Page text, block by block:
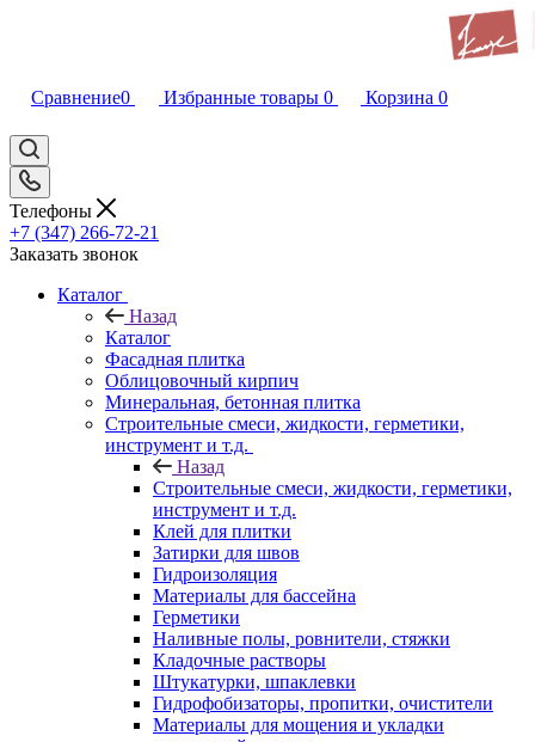
Сравнение0 Избранные товары 0 Корзина 0
Телефоны
+7 (347) 266-72-21
Заказать звонок
Каталог
Назад
Каталог
Фасадная плитка
Облицовочный кирпич
Минеральная, бетонная плитка
Строительные смеси, жидкости, герметики,
инструмент и т.д.
Назад
Строительные смеси, жидкости, герметики,
инструмент и т.д.
Клей для плитки
Затирки для швов
Гидроизоляция
Материалы для бассейна
Герметики
Наливные полы, ровнители, стяжки
Кладочные растворы
Штукатурки, шпаклевки
Гидрофобизаторы, пропитки, очистители
Материалы для мощения и укладки